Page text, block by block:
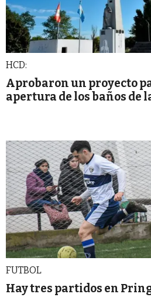
HCD:
Aprobaron un proyecto
apertura de los baños de
FUTBOL
Hay tres partidos en